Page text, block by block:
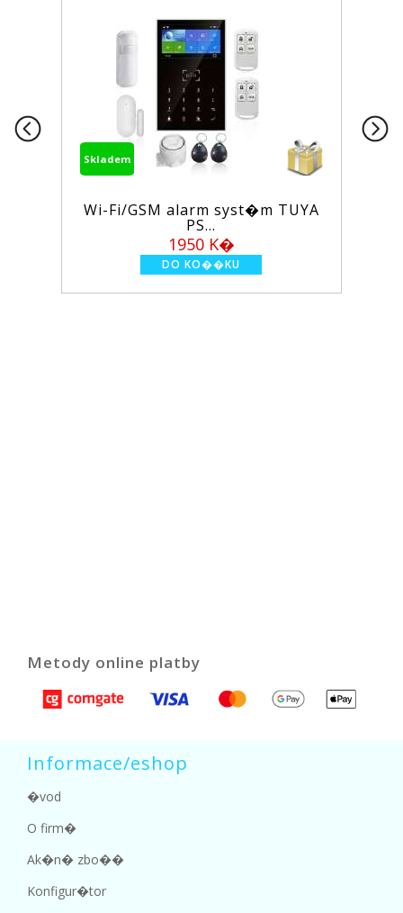
Skladem
PS4 Laser KES-860A, BLU-RAY
OP...
280 K�
Metody online platby
Informace/eshop
�vod
O firm�
Ak�n� zbo��
Konfigur�tor